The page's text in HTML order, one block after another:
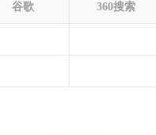
谷歌 360搜索